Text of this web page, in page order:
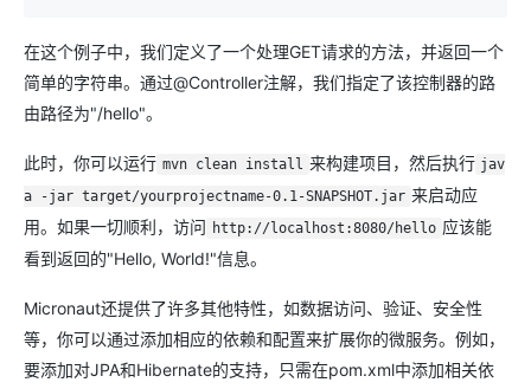
在这个例子中，我们定义了一个处理GET请求的方法，并返回一个
简单的字符串。通过@Controller注解，我们指定了该控制器的路
由路径为"/hello"。
此时，你可以运行 mvn clean install 来构建项目，然后执行 jav
a -jar target/yourprojectname-0.1-SNAPSHOT.jar 来启动应
用。如果一切顺利，访问 http://localhost:8080/hello 应该能
看到返回的"Hello, World!"信息。
Micronaut还提供了许多其他特性，如数据访问、验证、安全性
等，你可以通过添加相应的依赖和配置来扩展你的微服务。例如，
要添加对JPA和Hibernate的支持，只需在pom.xml中添加相关依